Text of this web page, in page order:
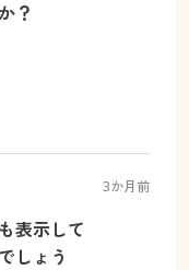
？
3か月前
表示して
しょう